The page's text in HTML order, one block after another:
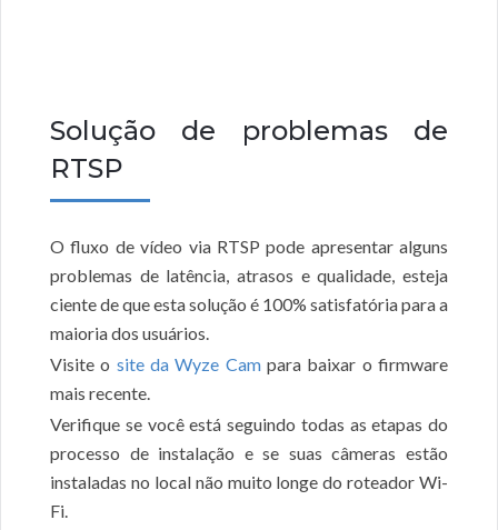
Solução de problemas de
RTSP
O fluxo de vídeo via RTSP pode apresentar alguns
problemas de latência, atrasos e qualidade, esteja
ciente de que esta solução é 100% satisfatória para a
maioria dos usuários.
Visite o site da Wyze Campara baixar o firmware
mais recente.
Verifique se você está seguindo todas as etapas do
processo de instalação e se suas câmeras estão
instaladas no local não muito longe do roteador Wi-
Fi.